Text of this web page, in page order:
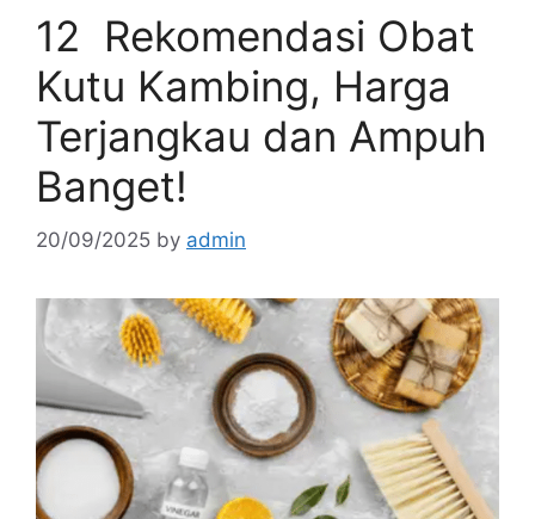
12 Rekomendasi Obat
Kutu Kambing, Harga
Terjangkau dan Ampuh
Banget!
20/09/2025 by admin